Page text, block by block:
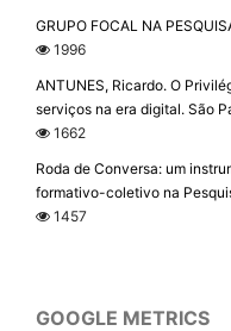
GRUPO FOCAL NA
1996
ANTUNES, Ricardo. O
serviços na era digital. São
1662
Roda de Conversa: um
formativo-coletivo na
1457
GOOGLE METRICS